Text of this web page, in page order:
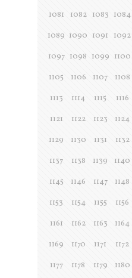
1081
1082 1083 1084
1089 1090 1091 1092
1097 1098 1099 1100
1105
1106 1107 1108
1113
1114 1115 1116
1121
1122 1123 1124
1129
1130 1131 1132
1137
1138 1139 1140
1145
1146 1147 1148
1153
1154 1155 1156
1161
1162 1163 1164
1169
1170 1171 1172
1177
1178 1179 1180